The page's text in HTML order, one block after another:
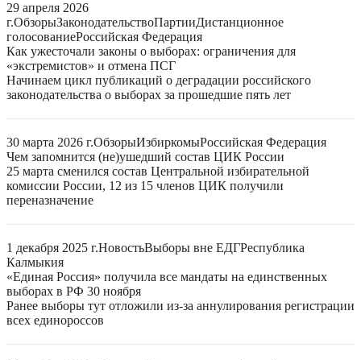
29 апреля 2026
г.ОбзорыЗаконодательствоПартииДистанционное
голосованиеРоссийская Федерация
Как ужесточали законы о выборах: ограничения для
«экстремистов» и отмена ПСГ
Начинаем цикл публикаций о деградации российского
законодательства о выборах за прошедшие пять лет
30 марта 2026 г.ОбзорыИзбиркомыРоссийская Федерация
Чем запомнится (не)ушедший состав ЦИК России
25 марта сменился состав Центральной избирательной
комиссии России, 12 из 15 членов ЦИК получили
переназначение
1 декабря 2025 г.НовостьВыборы вне ЕДГРеспублика
Калмыкия
«Единая Россия» получила все мандаты на единственных
выборах в РФ 30 ноября
Ранее выборы тут отложили из-за аннулирования регистрации
всех единороссов